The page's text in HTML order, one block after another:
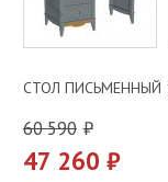
СТОЛ ПИСЬМЕННЫЙ
60 590
47 260